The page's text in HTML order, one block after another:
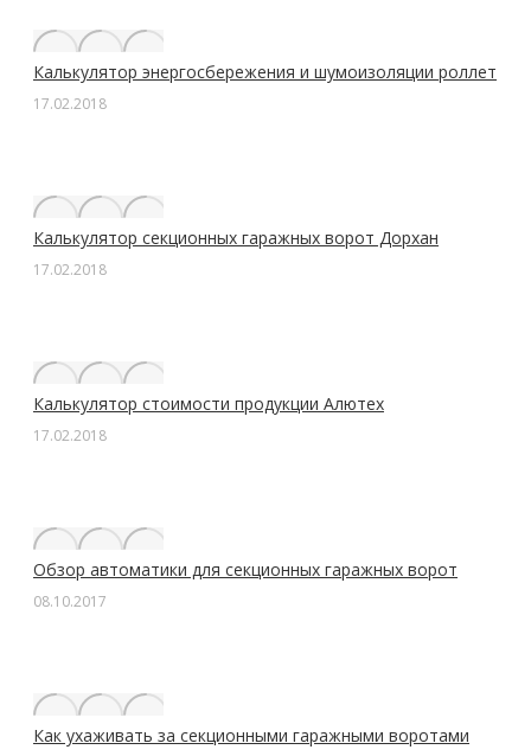
Калькулятор энергосбережения и шумоизоляции роллет
17.02.2018
Калькулятор секционных гаражных ворот Дорхан
17.02.2018
Калькулятор стоимости продукции Алютех
17.02.2018
Обзор автоматики для секционных гаражных ворот
08.10.2017
Как ухаживать за секционными гаражными воротами